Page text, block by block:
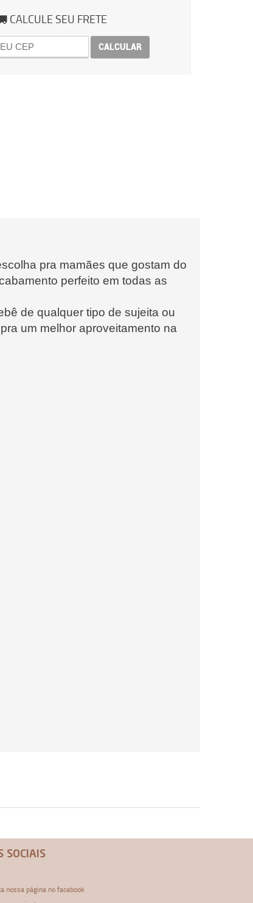
CALCULE SEU FRETE
CALCULAR
pra mamães que gostam do
perfeito em todas as
de qualquer tipo de sujeita ou
um melhor aproveitamento na
SOCIAIS
nossa página no facebook